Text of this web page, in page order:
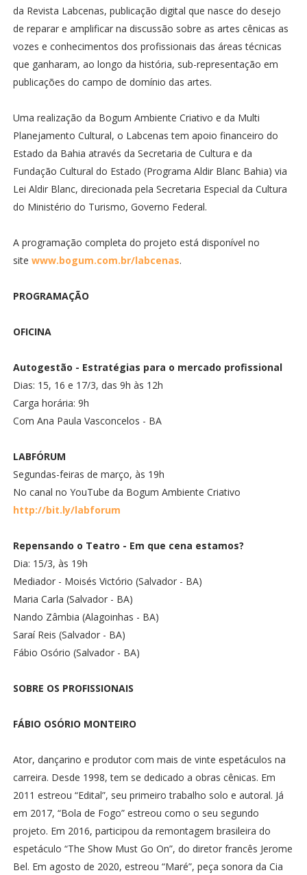
da Revista Labcenas, publicação digital que nasce do desejo
de reparar e amplificar na discussão sobre as artes cênicas as
vozes e conhecimentos dos profissionais das áreas técnicas
que ganharam, ao longo da história, sub-representação em
publicações do campo de domínio das artes.
Uma realização da Bogum Ambiente Criativo e da Multi
Planejamento Cultural, o Labcenas tem apoio financeiro do
Estado da Bahia através da Secretaria de Cultura e da
Fundação Cultural do Estado (Programa Aldir Blanc Bahia) via
Lei Aldir Blanc, direcionada pela Secretaria Especial da Cultura
do Ministério do Turismo, Governo Federal.
A programação completa do projeto está disponível no
site www.bogum.com.br/labcenas.
PROGRAMAÇÃO
OFICINA
Autogestão - Estratégias para o mercado profissional
Dias: 15, 16 e 17/3, das 9h às 12h
Carga horária: 9h
Com Ana Paula Vasconcelos - BA
LABFÓRUM
Segundas-feiras de março, às 19h
No canal no YouTube da Bogum Ambiente Criativo
http://bit.ly/labforum
Repensando o Teatro - Em que cena estamos?
Dia: 15/3, às 19h
Mediador - Moisés Victório (Salvador - BA)
Maria Carla (Salvador - BA)
Nando Zâmbia (Alagoinhas - BA)
Saraí Reis (Salvador - BA)
Fábio Osório (Salvador - BA)
SOBRE OS PROFISSIONAIS
FÁBIO OSÓRIO MONTEIRO
Ator, dançarino e produtor com mais de vinte espetáculos na
carreira. Desde 1998, tem se dedicado a obras cênicas. Em
2011 estreou “Edital”, seu primeiro trabalho solo e autoral. Já
em 2017, “Bola de Fogo” estreou como o seu segundo
projeto. Em 2016, participou da remontagem brasileira do
espetáculo “The Show Must Go On”, do diretor francês Jerome
Bel. Em agosto de 2020, estreou “Maré”, peça sonora da Cia